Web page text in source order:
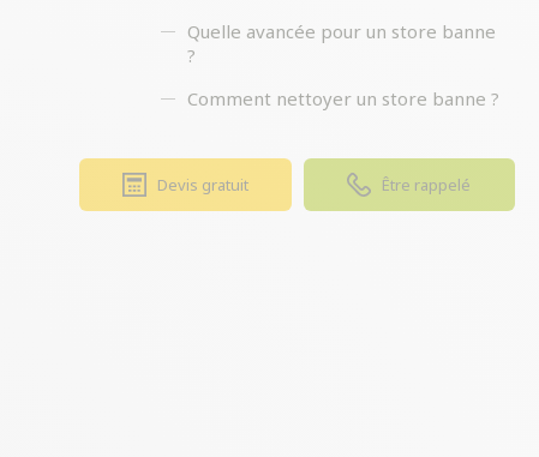
Quelle avancée pour un store banne
?
Comment nettoyer un store banne ?
Devis gratuit Être rappelé